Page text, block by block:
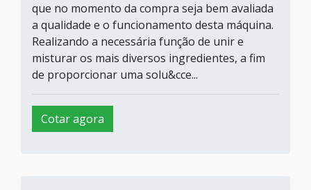
que no momento da compra seja bem avaliada
a qualidade e o funcionamento desta máquina.
Realizando a necessária função de unir e
misturar os mais diversos ingredientes, a fim
de proporcionar uma solu&cce...
Cotar agora